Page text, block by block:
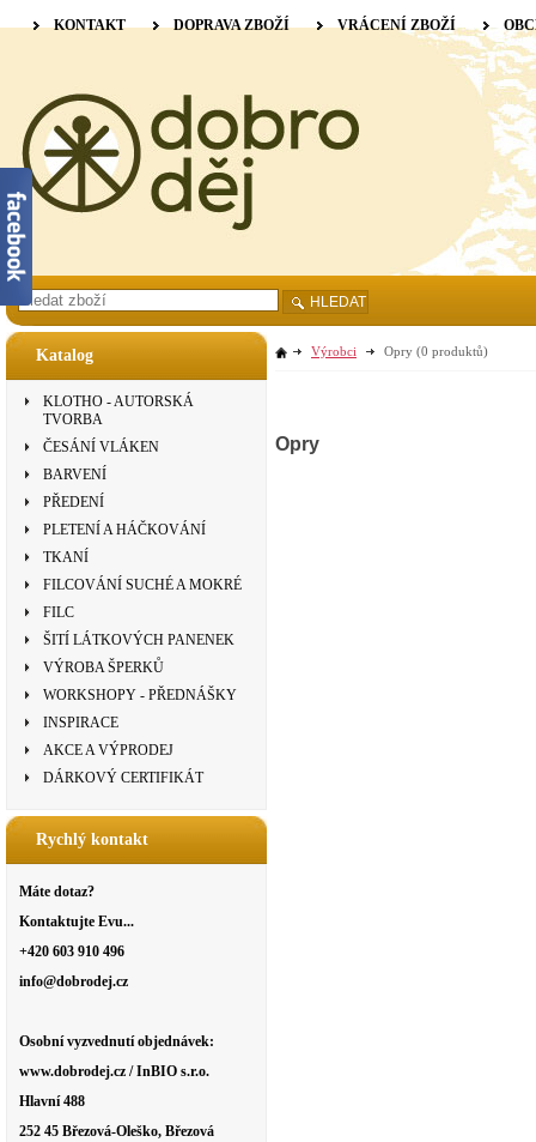
Katalog
KLOTHO - AUTORSKÁ
TVORBA
ČESÁNÍ VLÁKEN
BARVENÍ
PŘEDENÍ
PLETENÍ A HÁČKOVÁNÍ
TKANÍ
FILCOVÁNÍ SUCHÉ A MOKRÉ
FILC
ŠITÍ LÁTKOVÝCH PANENEK
VÝROBA ŠPERKŮ
WORKSHOPY - PŘEDNÁŠKY
INSPIRACE
AKCE A VÝPRODEJ
DÁRKOVÝ CERTIFIKÁT
Rychlý kontakt
Máte dotaz?
Kontaktujte Evu...
+420 603 910 496
info@dobrodej.cz
Osobní vyzvednutí objednávek:
www.dobrodej.cz / InBIO s.r.o.
Hlavní 488
252 45 Březová-Oleško, Březová
Výrobci Opry (0 produktů)
Opry
KONTAKT DOPRAVA ZBOŽÍ VRÁCENÍ ZBOŽÍ
HLEDAT